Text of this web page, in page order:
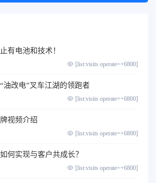
有电池和技术！
[list:visits operate=+6800]
油改电”叉车江湖的领跑者
[list:visits operate=+6800]
视频介绍
[list:visits operate=+6800]
何实现与客户共成长？
[list:visits operate=+6800]